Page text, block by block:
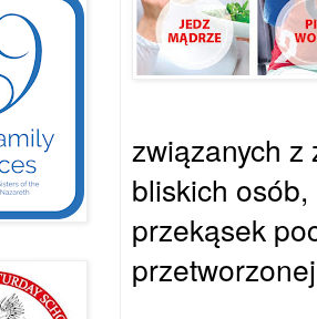
związanych
bliskich
przekąsek